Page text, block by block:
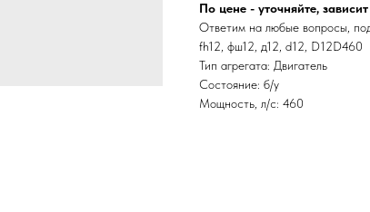
По цене - уточняйте,
Ответим на любые вопросы,
fh12, фш12, д12, d12, D12D460
Тип агрегата: Двигатель
Состояние: б/у
Мощность, л/с: 460